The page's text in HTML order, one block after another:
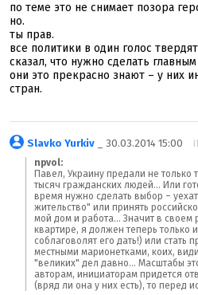
по теме это не снимает позора
но.
ты прав.
все политики в один голос
сказал, что нужно сделать
они это прекрасно знают – у них
стран.
Slavko Yurkiv _ 30.03.2014 15:00
npvol:
Павел, Украину предали не только
тысяч гражданских людей... Или
время нужно сделать выбор –
жительство" или принять
мой дом и работа... Значит в своем
квартире, я должен теперь только
соблаговолят его дать!) или стать
местными марионетками, коих,
"великих" дел давно... Масштабы
авторам, инициаторам придется
(вряд ли она у них есть), то перед